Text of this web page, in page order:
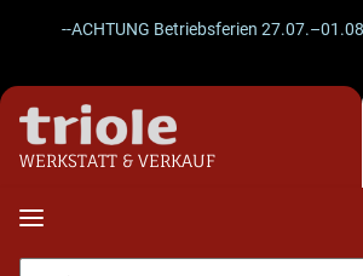
--ACHTUNG Betriebsferien 27.07.–01.08.
WERKSTATT & VERKAUF